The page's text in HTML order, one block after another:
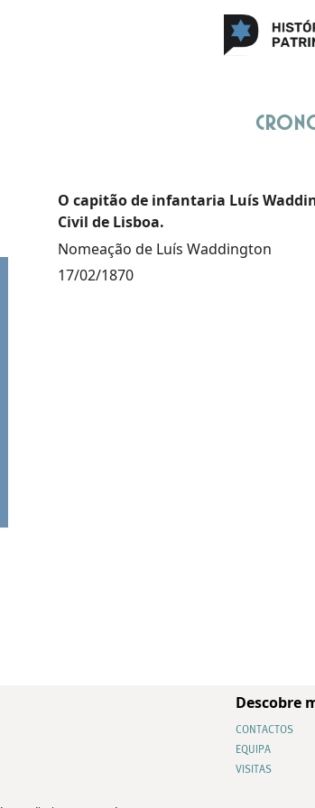
O capitão de infantaria Luís
Civil de Lisboa.
Nomeação de Luís Waddington
17/02/1870
Descobre
CONTACTOS
EQUIPA
VISITAS